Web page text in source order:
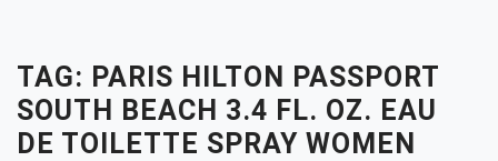
TAG: PARIS HILTON PASSPORT
SOUTH BEACH 3.4 FL. OZ. EAU
DE TOILETTE SPRAY WOMEN